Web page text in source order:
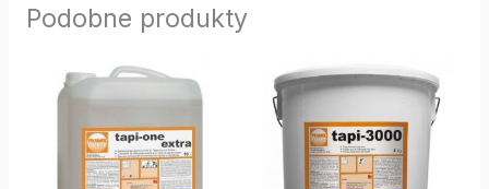
Podobne produkty